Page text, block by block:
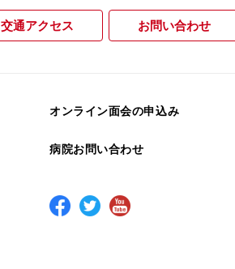
交通アクセス お問い合わせ
オンライン面会の申込み
病院お問い合わせ